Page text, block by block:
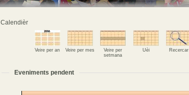
Calendièr
Veire per an Veire per mes
Veire per
setmana
Uèi Recercar
Eveniments pendent